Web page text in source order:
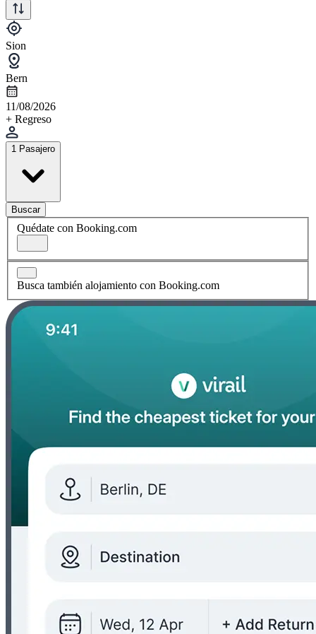
Sion
Bern
11/08/2026
+ Regreso
1 Pasajero
Buscar
Quédate con Booking.com
Busca también alojamiento con Booking.com